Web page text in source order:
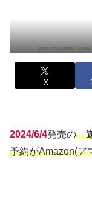
X
2024/6/4発売の「
予約がAmazon(ア